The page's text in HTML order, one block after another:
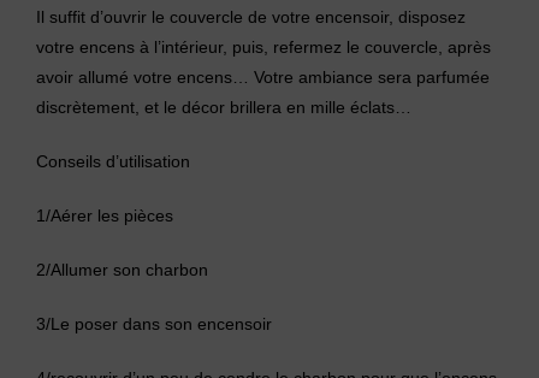
Il suffit d’ouvrir le couvercle de votre encensoir, disposez
votre encens à l’intérieur, puis, refermez le couvercle, après
avoir allumé votre encens… Votre ambiance sera parfumée
discrètement, et le décor brillera en mille éclats…
Conseils d’utilisation
1/Aérer les pièces
2/Allumer son charbon
3/Le poser dans son encensoir